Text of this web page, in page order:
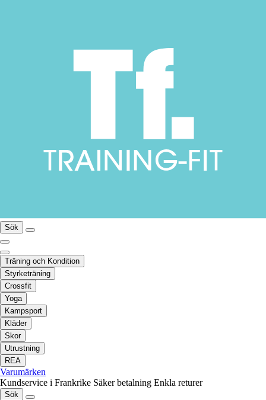
Sök
Träning och Kondition
Styrketräning
Crossfit
Yoga
Kampsport
Kläder
Skor
Utrustning
REA
Varumärken
Kundservice i Frankrike Säker betalning Enkla returer
Sök